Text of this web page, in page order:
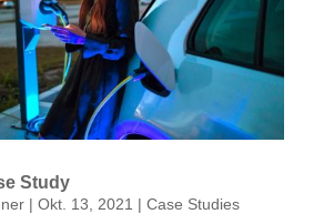
Study
| Okt. 13, 2021 | Case Studies